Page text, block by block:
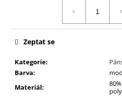
Kategorie:
Barva:
Materiál:
Zeptat se
DÁRKOVÝ
ZA
2500,-
500